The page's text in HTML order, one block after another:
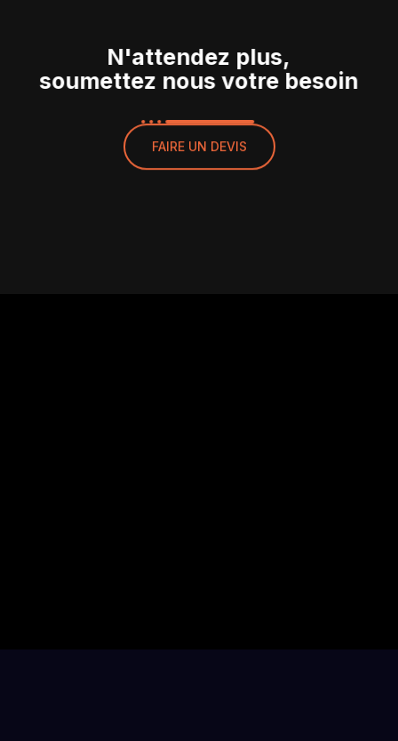
N'attendez plus,
soumettez nous votre besoin
FAIRE UN DEVIS